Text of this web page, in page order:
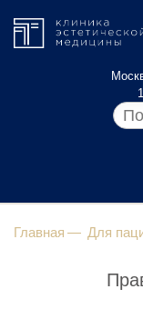
Главная Для